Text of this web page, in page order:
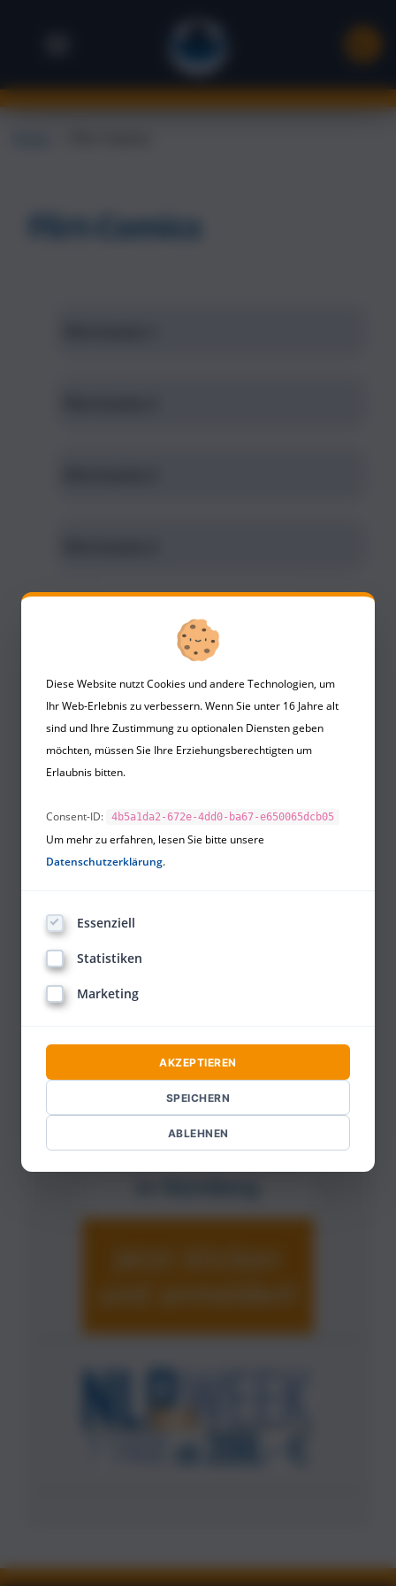
Flirt-Comics
Diese Website nutzt Cookies und andere Technologien, um
Ihr Web-Erlebnis zu verbessern. Wenn Sie unter 16 Jahre alt
sind und Ihre Zustimmung zu optionalen Diensten geben
möchten, müssen Sie Ihre Erziehungsberechtigten um
Erlaubnis bitten.
Consent-ID: 4b5a1da2-672e-4dd0-ba67-e650065dcb05
Um mehr zu erfahren, lesen Sie bitte unsere
Datenschutzerklärung.
Essenziell
Statistiken
Marketing
ABLEHNEN
SPEICHERN
AKZEPTIEREN